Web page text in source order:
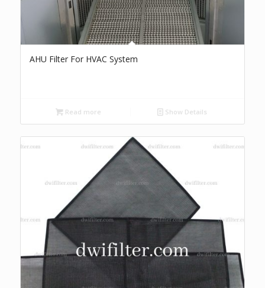
AHU Filter For HVAC System
Read more Show Details